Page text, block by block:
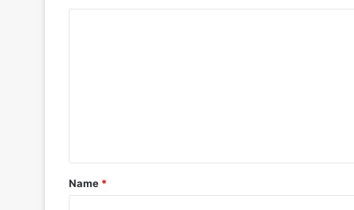
Name *